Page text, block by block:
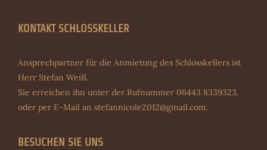
KONTAKT SCHLOSSKELLER
Ansprechpartner für die Anmietung des Schlosskellers ist
Herr Stefan Weiß.
Sie erreichen ihn unter der Rufnummer 06443 8339323,
oder per E-Mail an stefannicole2012@gmail.com.
BESUCHEN SIE UNS